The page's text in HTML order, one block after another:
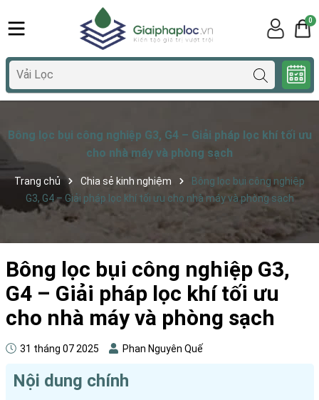
0
Bông lọc bụi công nghiệp G3, G4 – Giải pháp lọc khí tối ưu
cho nhà máy và phòng sạch
Trang chủ Chia sẻ kinh nghiệm
Bông lọc bụi công nghiệp
G3, G4 – Giải pháp lọc khí tối ưu cho nhà máy và phòng sạch
Bông lọc bụi công nghiệp G3,
G4 – Giải pháp lọc khí tối ưu
cho nhà máy và phòng sạch
31 tháng 07 2025 Phan Nguyên Quế
Nội dung chính